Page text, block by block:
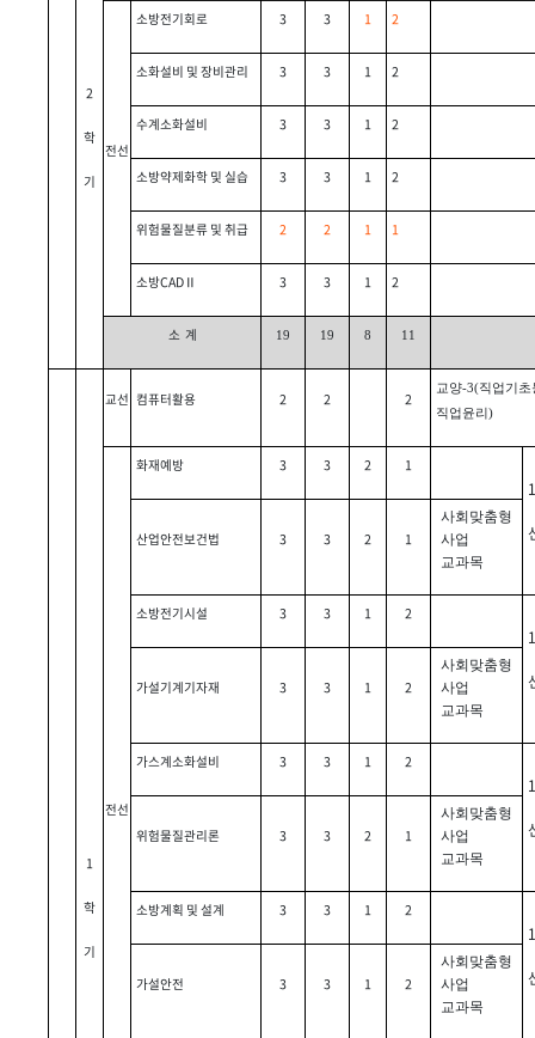
2
학
기
전선
소방전기회로 3 3 1 2
소화설비 및 장비관리 3 3 1 2
수계소화설비 3 3 1 2
소방약제화학 및 실습 3 3 1 2
위험물질분류 및 취급 2 2 1 1
소방CADⅡ 3 3 1 2
소 계 19 19 8 11
1
학
기
교선 컴퓨터활용 2 2 2
교양-3(직업기초
직업윤리)
전선
화재예방 3 3 2 1
산업안전보건법 3 3 2 1
사회맞춤형
사업
교과목
소방전기시설 3 3 1 2
가설기계기자재 3 3 1 2
사회맞춤형
사업
교과목
가스계소화설비 3 3 1 2
위험물질관리론 3 3 2 1
사회맞춤형
사업
교과목
소방계획 및 설계 3 3 1 2
가설안전 3 3 1 2
사회맞춤형
사업
교과목